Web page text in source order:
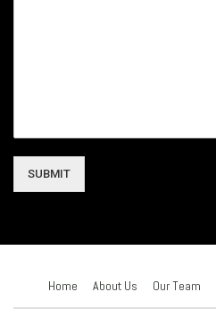
SUBMIT
Home About Us Our Team